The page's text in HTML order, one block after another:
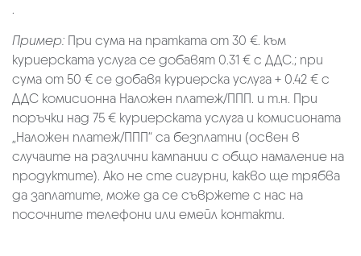
.
Пример: При сума на пратката от 30 €. към
куриерската услуга се добавят 0.31 € с ДДС.; при
сума от 50 € се добавя куриерска услуга + 0.42 € с
ДДС комисионна Наложен платеж/ППП. и т.н. При
поръчки над 75 € куриерската услуга и комисионата
„Наложен платеж/ППП“ са безплатни (освен в
случаите на различни кампании с общо намаление на
продуктите). Ако не сте сигурни, какво ще трябва
да заплатите, може да се съвржете с нас на
посочните телефони или емейл контакти.